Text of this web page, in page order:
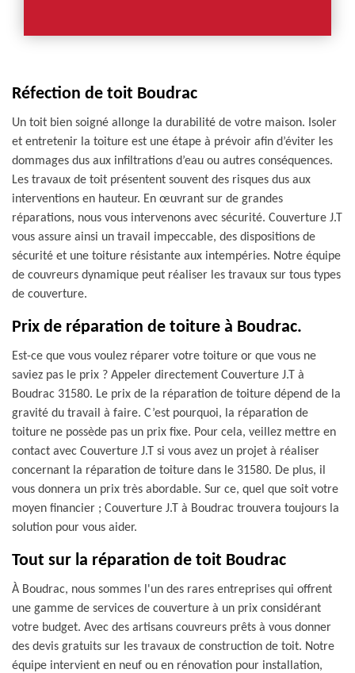
Réfection de toit Boudrac
Un toit bien soigné allonge la durabilité de votre maison. Isoler
et entretenir la toiture est une étape à prévoir afin d’éviter les
dommages dus aux infiltrations d’eau ou autres conséquences.
Les travaux de toit présentent souvent des risques dus aux
interventions en hauteur. En œuvrant sur de grandes
réparations, nous vous intervenons avec sécurité. Couverture J.T
vous assure ainsi un travail impeccable, des dispositions de
sécurité et une toiture résistante aux intempéries. Notre équipe
de couvreurs dynamique peut réaliser les travaux sur tous types
de couverture.
Prix de réparation de toiture à Boudrac.
Est-ce que vous voulez réparer votre toiture or que vous ne
saviez pas le prix ? Appeler directement Couverture J.T à
Boudrac 31580. Le prix de la réparation de toiture dépend de la
gravité du travail à faire. C’est pourquoi, la réparation de
toiture ne possède pas un prix fixe. Pour cela, veillez mettre en
contact avec Couverture J.T si vous avez un projet à réaliser
concernant la réparation de toiture dans le 31580. De plus, il
vous donnera un prix très abordable. Sur ce, quel que soit votre
moyen financier ; Couverture J.T à Boudrac trouvera toujours la
solution pour vous aider.
Tout sur la réparation de toit Boudrac
À Boudrac, nous sommes l'un des rares entreprises qui offrent
une gamme de services de couverture à un prix considérant
votre budget. Avec des artisans couvreurs prêts à vous donner
des devis gratuits sur les travaux de construction de toit. Notre
équipe intervient en neuf ou en rénovation pour installation,